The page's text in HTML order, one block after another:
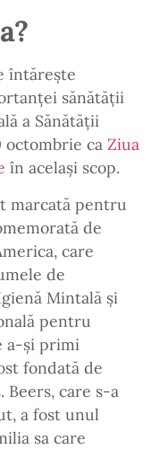
întărește
sănătății
a Sănătății
octombrie caZiua
în același scop.
marcată pentru
de
care
de
Mintală și
pentru
a-și primi
fondată de
care s-a
a fost unul
sa care